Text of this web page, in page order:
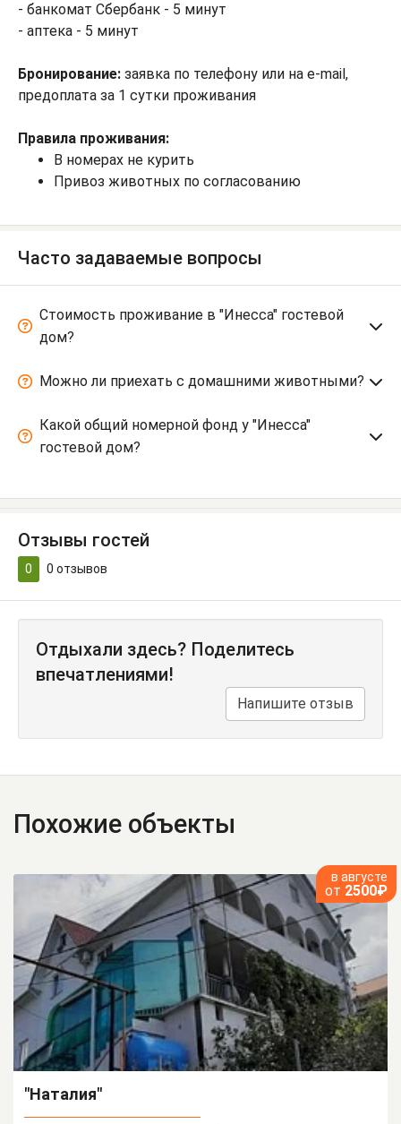
- банкомат Сбербанк - 5 минут
- аптека - 5 минут
Бронирование: заявка по телефону или на e-mail,
предоплата за 1 сутки проживания
Правила проживания:
В номерах не курить
Привоз животных по согласованию
Часто задаваемые вопросы
Стоимость проживание в "Инесса" гостевой
дом?
Можно ли приехать с домашними животными?
Какой общий номерной фонд у "Инесса"
гостевой дом?
Отзывы гостей
0 0 отзывов
Отдыхали здесь? Поделитесь
впечатлениями!
Напишите отзыв
Похожие объекты
в августе
от 2500₽
"Наталия"